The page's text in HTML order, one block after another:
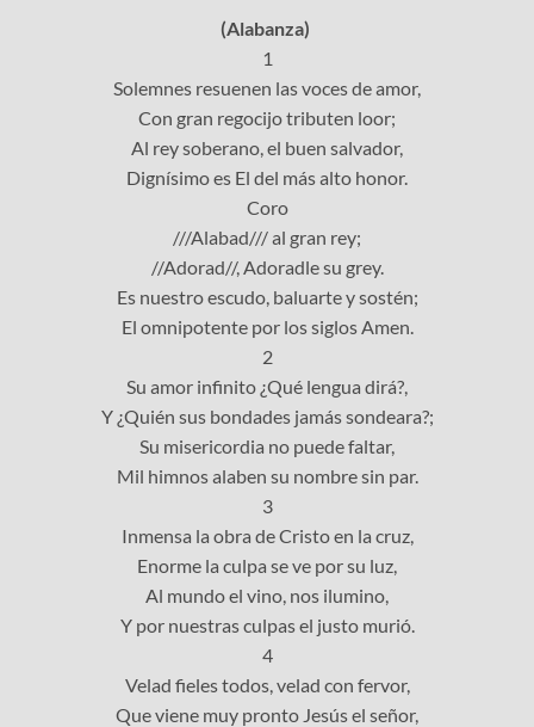
(Alabanza)
1
Solemnes resuenen las voces de amor,
Con gran regocijo tributen loor;
Al rey soberano, el buen salvador,
Dignísimo es El del más alto honor.
Coro
///Alabad/// al gran rey;
//Adorad//, Adoradle su grey.
Es nuestro escudo, baluarte y sostén;
El omnipotente por los siglos Amen.
2
Su amor infinito ¿Qué lengua dirá?,
Y ¿Quién sus bondades jamás sondeara?;
Su misericordia no puede faltar,
Mil himnos alaben su nombre sin par.
3
Inmensa la obra de Cristo en la cruz,
Enorme la culpa se ve por su luz,
Al mundo el vino, nos ilumino,
Y por nuestras culpas el justo murió.
4
Velad fieles todos, velad con fervor,
Que viene muy pronto Jesús el señor,